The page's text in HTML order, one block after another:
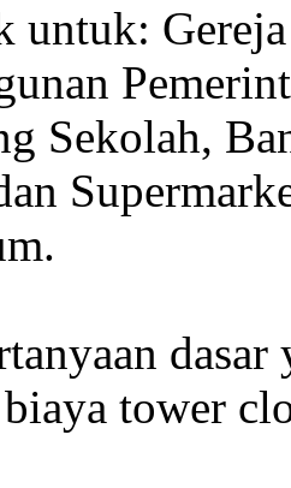
untuk:
Sekolah,
tower